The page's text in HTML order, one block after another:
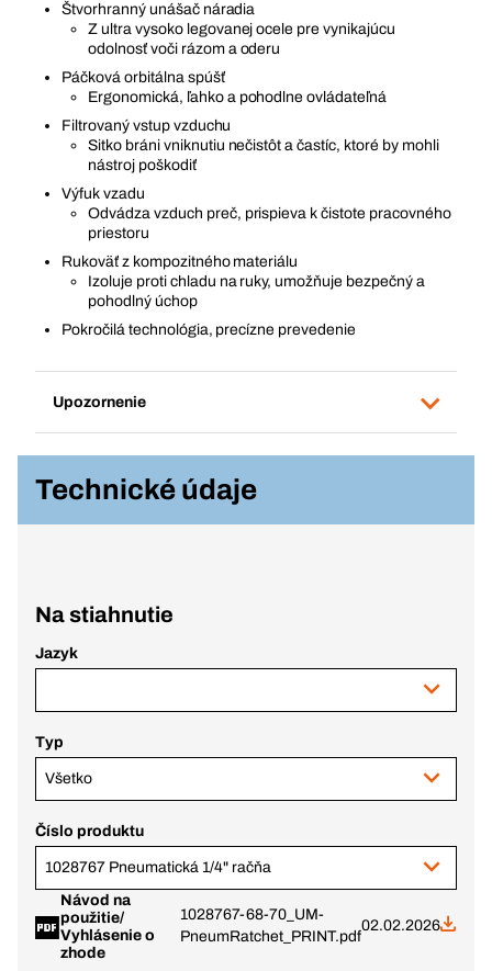
Štvorhranný unášač náradia
Z ultra vysoko legovanej ocele pre vynikajúcu
odolnosť voči rázom a oderu
Páčková orbitálna spúšť
Ergonomická, ľahko a pohodlne ovládateľná
Filtrovaný vstup vzduchu
Sitko bráni vniknutiu nečistôt a častíc, ktoré by mohli
nástroj poškodiť
Výfuk vzadu
Odvádza vzduch preč, prispieva k čistote pracovného
priestoru
Rukoväť z kompozitného materiálu
Izoluje proti chladu na ruky, umožňuje bezpečný a
pohodlný úchop
Pokročilá technológia, precízne prevedenie
Upozornenie
Technické údaje
Na stiahnutie
Jazyk
Typ
Všetko
Číslo produktu
1028767 Pneumatická 1/4" račňa
Návod na
použitie/
Vyhlásenie o
zhode
1028767-68-70_UM-
PneumRatchet_PRINT.pdf
02.02.2026